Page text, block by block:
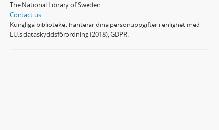
The National Library of Sweden
Contact us
Kungliga biblioteket hanterar dina personuppgifter i enlighet med
EU:s dataskyddsförordning (2018), GDPR.